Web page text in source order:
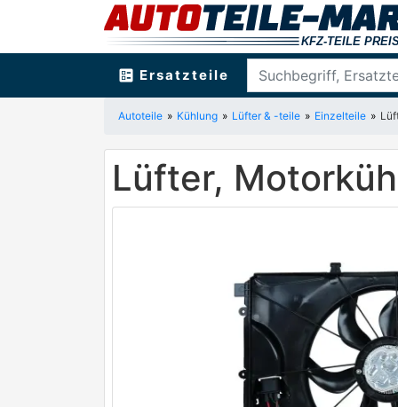
ballot Ersatzteile
Autoteile Kühlung Lüfter & -teile Einzelteile
Lüfter,